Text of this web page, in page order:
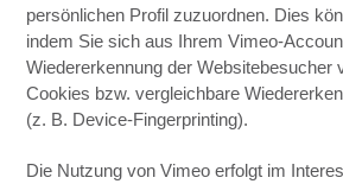
persönlichen Profil zuzuordnen. Dies
indem Sie sich aus Ihrem Vimeo-
Wiedererkennung der Websitebesucher
Cookies bzw. vergleichbare
(z. B. Device-Fingerprinting).
Die Nutzung von Vimeo erfolgt im